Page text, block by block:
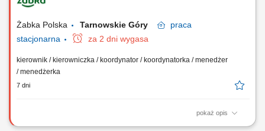
Dostosowywanie asortymentu sklepu do potrzeb lokalnego rynku.
Żabka Polska Tarnowskie Góry
praca
stacjonarna
za 2 dni wygasa
kierownik / kierowniczka / koordynator / koordynatorka / menedżer
/ menedżerka
7 dni
pokaż opis
Główne zadania: Prowadzenie własnej działalności gospodarczej w